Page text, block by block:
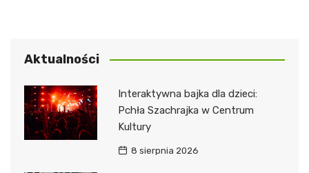
Aktualności
Interaktywna bajka dla dzieci:
Pchła Szachrajka w Centrum
Kultury
8 sierpnia 2026